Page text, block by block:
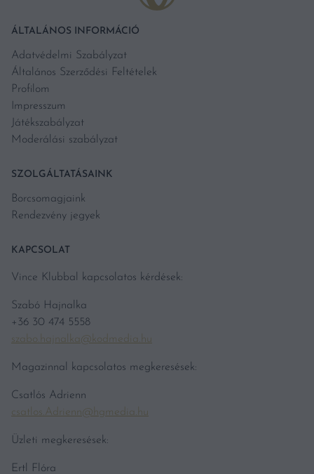
ÁLTALÁNOS INFORMÁCIÓ
Adatvédelmi Szabályzat
Általános Szerződési Feltételek
Profilom
Impresszum
Játékszabályzat
Moderálási szabályzat
SZOLGÁLTATÁSAINK
Borcsomagjaink
Rendezvény jegyek
KAPCSOLAT
Vince Klubbal kapcsolatos kérdések:
Szabó Hajnalka
+36 30 474 5558
szabo.hajnalka@kodmedia.hu
Magazinnal kapcsolatos megkeresések:
Csatlós Adrienn
csatlos.Adrienn@hgmedia.hu
Üzleti megkeresések:
Ertl Flóra